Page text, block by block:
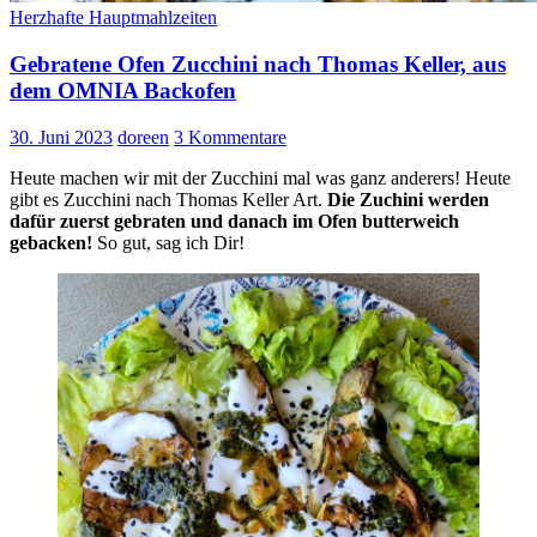
Herzhafte Hauptmahlzeiten
Gebratene Ofen Zucchini nach Thomas Keller, aus
dem OMNIA Backofen
30. Juni 2023 doreen 3 Kommentare
Heute machen wir mit der Zucchini mal was ganz anderers! Heute
gibt es Zucchini nach Thomas Keller Art. Die Zuchini werden
dafür zuerst gebraten und danach im Ofen butterweich
gebacken! So gut, sag ich Dir!